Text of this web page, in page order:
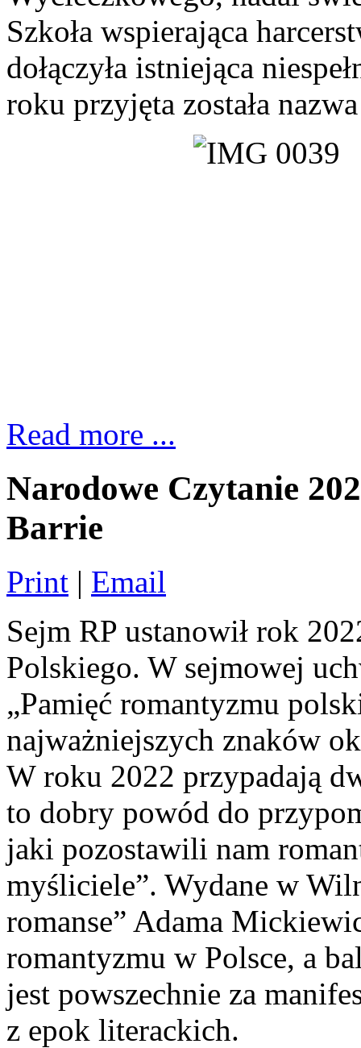
Szkoła wspierająca
dołączyła istniejąca
roku przyjęta została
Read more ...
Narodowe Czytanie
Barrie
Print | Email
Sejm RP ustanowił rok
Polskiego. W sejmowej
„Pamięć romantyzmu
najważniejszych znaków
W roku 2022 przypadają
to dobry powód do
jaki pozostawili nam
myśliciele”. Wydane w
romanse” Adama
romantyzmu w Polsce, a
jest powszechnie za
z epok literackich.